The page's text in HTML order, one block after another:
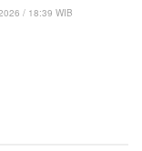
/ 18:39 WIB